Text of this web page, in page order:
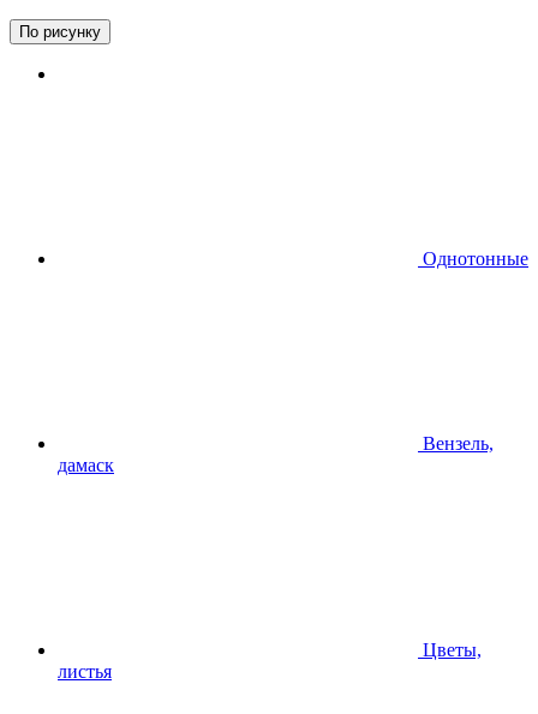
По рисунку
Однотонные
Вензель,
дамаск
Цветы,
листья